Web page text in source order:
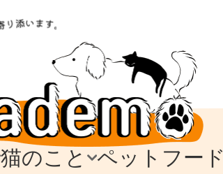
猫のこと ペットフード